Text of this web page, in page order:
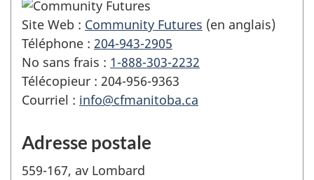
Site Web : Community Futures (en anglais)
Téléphone : 204-943-2905
No sans frais : 1-888-303-2232
Télécopieur : 204-956-9363
Courriel : info@cfmanitoba.ca
Adresse postale
559-167, av Lombard